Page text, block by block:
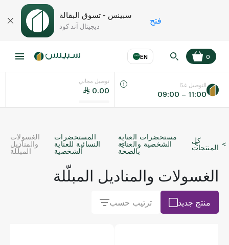
سبينس - تسوق البقالة
ديجيتال آند كود
فتح
EN
اللغة عر
KSA
0
توصيل مجاني
0.00
التوصيل غدًا
09:00 – 11:00
كل
المنتجات
مستحضرات العناية
الشخصية والعناية
بالصحة
المستحضرات
النسائية للعناية
الشخصية
الغسولات
والمناديل
المبلّلة
الغسولات والمناديل المبلّلة
منتج جديد ترتيب حسب